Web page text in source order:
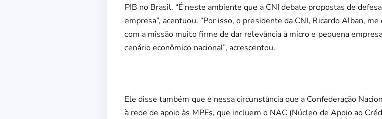
PIB no Brasil. “É neste ambiente que a CNI debate propostas de
empresa”, acentuou. “Por isso, o presidente da CNI, Ricardo Alban,
com a missão muito firme de dar relevância à micro e pequena
cenário econômico nacional”, acrescentou.
Ele disse também que é nessa circunstância que a Confederação
à rede de apoio às MPEs, que incluem o NAC (Núcleo de Apoio ao